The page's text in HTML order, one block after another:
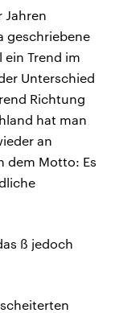
Jahren
geschriebene
ein Trend im
Unterschied
Richtung
hat man
an
dem Motto: Es
ß jedoch